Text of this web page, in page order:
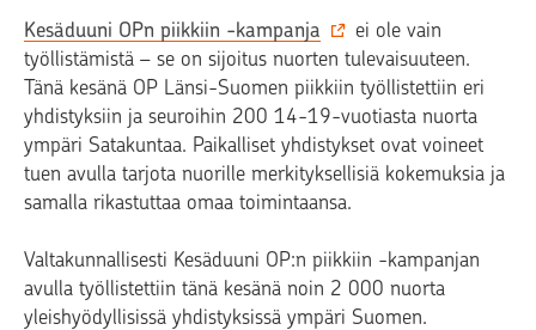
Kesäduuni OPn piikkiin -kampanja
ei ole vain
työllistämistä – se on sijoitus nuorten tulevaisuuteen.
Tänä kesänä OP Länsi-Suomen piikkiin työllistettiin eri
yhdistyksiin ja seuroihin 200 14-19-vuotiasta nuorta
ympäri Satakuntaa. Paikalliset yhdistykset ovat voineet
tuen avulla tarjota nuorille merkityksellisiä kokemuksia ja
samalla rikastuttaa omaa toimintaansa.
Valtakunnallisesti Kesäduuni OP:n piikkiin -kampanjan
avulla työllistettiin tänä kesänä noin 2 000 nuorta
yleishyödyllisissä yhdistyksissä ympäri Suomen.